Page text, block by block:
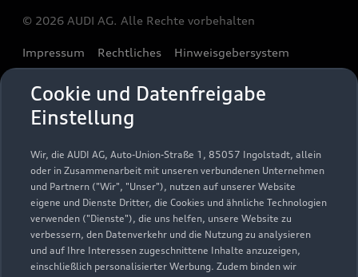
Cookie und Datenfreigabe
Einstellung
Wir, die AUDI AG, Auto-Union-Straße 1, 85057 Ingolstadt, allein
oder in Zusammenarbeit mit unseren verbundenen Unternehmen
und Partnern ("Wir", "Unser"), nutzen auf unserer Website
eigene und Dienste Dritter, die Cookies und ähnliche Technologien
verwenden ("Dienste"), die uns helfen, unsere Website zu
verbessern, den Datenverkehr und die Nutzung zu analysieren
und auf Ihre Interessen zugeschnittene Inhalte anzuzeigen,
einschließlich personalisierter Werbung. Zudem binden wir
Audi Online Beratung
Online-Terminvereinbarung
Servicekontakt
Bordbuch & Bedienungsanleitungen
Verträge kündigen
Datenschutz
Audi erleben
© 2026 AUDI AG. Alle Rechte vorbehalten
Impressum Rechtliches
Hinweisgebersystem
Cookie-Richtlinie
Barrierefreiheit
Digital Services Act
Ein Service der AUTOHAUSEN® AG, In der Spöck 4, 77656
Offenburg in Kooperation mit unseren Audi Partnern.
Der gezeigte Ankaufswert spiegelt den aktuellen Ankaufswert
Ihres Gebrauchten für den Ankauf oder die Inzahlungnahme
durch den Händler wider. Wir nutzen dafür sowohl DAT